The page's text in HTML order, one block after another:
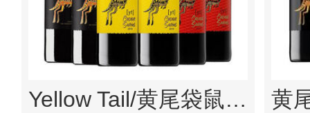
Yellow Tail/黄尾袋鼠缤纷系列西拉加本力苏维翁魄丽红葡萄酒各2支组合装 澳洲进口红酒